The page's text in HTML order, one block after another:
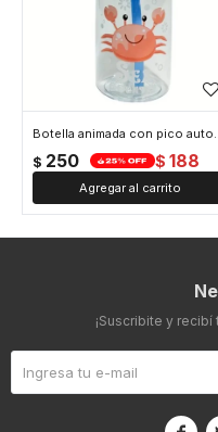
Botella
$ 250 $ 188
¡Suscribite y